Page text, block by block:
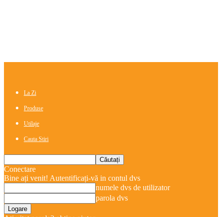
La Zi
Produse
Utilaje
Cauta Stiri
Conectare
Bine ați venit! Autentificați-vă in contul dvs
numele dvs de utilizator
parola dvs